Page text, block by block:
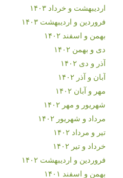
اردیبهشت و خرداد ۱۴۰۳
فروردین و اردیبهشت ۱۴۰۳
بهمن و اسفند ۱۴۰۲
دی و بهمن ۱۴۰۲
آذر و دی ۱۴۰۲
آبان و آذر ۱۴۰۲
مهر و آبان ۱۴۰۲
شهریور و مهر ۱۴۰۲
مرداد و شهریور ۱۴۰۲
تیر و مرداد ۱۴۰۲
خرداد و تیر ۱۴۰۲
فروردین و اردیبهشت ۱۴۰۲
بهمن و اسفند ۱۴۰۱